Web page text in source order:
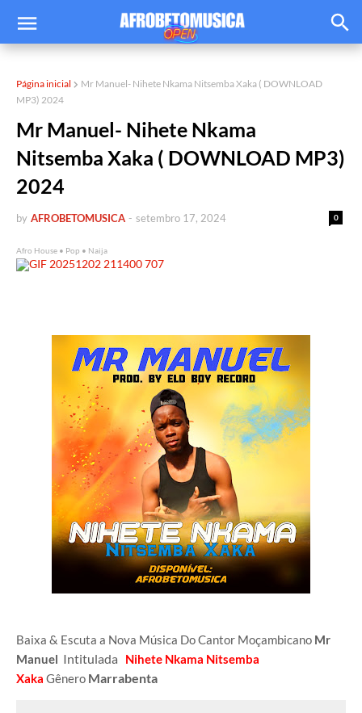
Página inicial
Mr Manuel- Nihete Nkama Nitsemba Xaka ( DOWNLOAD
MP3) 2024
Mr Manuel- Nihete Nkama
Nitsemba Xaka ( DOWNLOAD MP3)
2024
by AFROBETOMUSICA 0
- setembro 17, 2024
Afro House • Pop • Naija
Baixa & Escuta a Nova Música Do Cantor Moçambicano Mr
Manuel Intitulada Nihete Nkama Nitsemba
Xaka Gênero Marrabenta